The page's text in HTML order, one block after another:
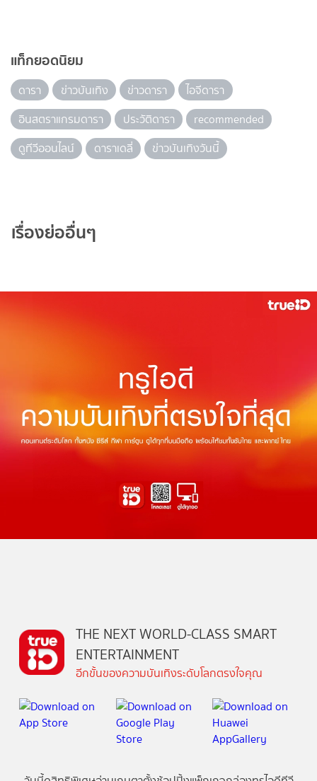
แท็กยอดนิยม
ดารา ข่าวบันเทิง ข่าวดารา
ไอจีดารา
อินสตราแกรมดารา
ประวัติดารา
recommended
ดูทีวีออนไลน์
ดาราเดลี่ ข่าวบันเทิงวันนี้
เรื่องย่ออื่นๆ
THE NEXT WORLD-CLASS SMART
ENTERTAINMENT
อีกขั้นของความบันเทิงระดับโลกตรงใจคุณ